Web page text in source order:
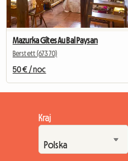
Mazurka Gîtes Au Bal Paysan
Berstett (67370)
50 € / noc
Kraj